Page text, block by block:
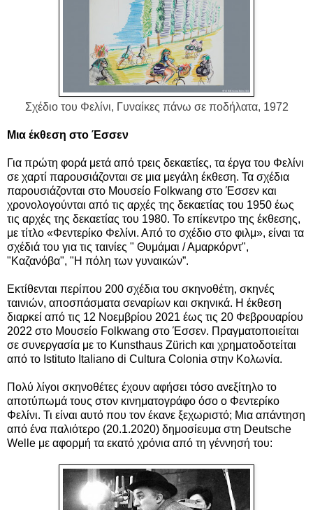
Σχέδιο του Φελίνι, Γυναίκες πάνω σε ποδήλατα, 1972
Μια έκθεση στο Έσσεν
Για πρώτη φορά μετά από τρεις δεκαετίες, τα έργα του Φελίνι
σε χαρτί παρουσιάζονται σε μια μεγάλη έκθεση. Τα σχέδια
παρουσιάζονται στο Μουσείο Folkwang στο Έσσεν και
χρονολογούνται από τις αρχές της δεκαετίας του 1950 έως
τις αρχές της δεκαετίας του 1980. Το επίκεντρο της έκθεσης,
με τίτλο «Φεντερίκο Φελίνι. Από το σχέδιο στο φιλμ», είναι τα
σχέδιά του για τις ταινίες " Θυμάμαι / Αμαρκόρντ",
"Καζανόβα", "Η πόλη των γυναικών”.
Εκτίθενται περίπου 200 σχέδια του σκηνοθέτη, σκηνές
ταινιών, αποσπάσματα σεναρίων και σκηνικά. Η έκθεση
διαρκεί από τις 12 Νοεμβρίου 2021 έως τις 20 Φεβρουαρίου
2022 στο Μουσείο Folkwang στο Έσσεν. Πραγματοποιείται
σε συνεργασία με το Kunsthaus Zürich και χρηματοδοτείται
από το Istituto Italiano di Cultura Colonia στην Κολωνία.
Πολύ λίγοι σκηνοθέτες έχουν αφήσει τόσο ανεξίτηλο το
αποτύπωμά τους στον κινηματογράφο όσο ο Φεντερίκο
Φελίνι. Τι είναι αυτό που τον έκανε ξεχωριστό; Μια απάντηση
από ένα παλιότερο (20.1.2020) δημοσίευμα στη Deutsche
Welle με αφορμή τα εκατό χρόνια από τη γέννησή του: